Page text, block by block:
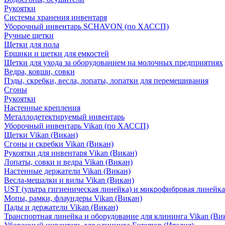
Рукоятки
Системы хранения инвентаря
Уборочный инвентарь SCHAVON (по ХАССП)
Ручные щетки
Щетки для пола
Ершики и щетки для емкостей
Щетки для ухода за оборудованием на молочных предприятиях
Ведра, ковши, совки
Пэды, скребки, весла, лопаты, лопатки для перемешивания
Сгоны
Рукоятки
Настенные крепления
Металлодетектируемый инвентарь
Уборочный инвентарь Vikan (по ХАССП)
Щетки Vikan (Викан)
Сгоны и скребки Vikan (Викан)
Рукоятки для инвентаря Vikan (Викан)
Лопаты, совки и ведра Vikan (Викан)
Настенные держатели Vikan (Викан)
Весла-мешалки и вилы Vikan (Викан)
UST (ультра гигиеническая линейка) и микрофибровая линейка
Мопы, рамки, флаундеры Vikan (Викан)
Пады и держатели Vikan (Викан)
Транспортная линейка и оборудование для клининга Vikan